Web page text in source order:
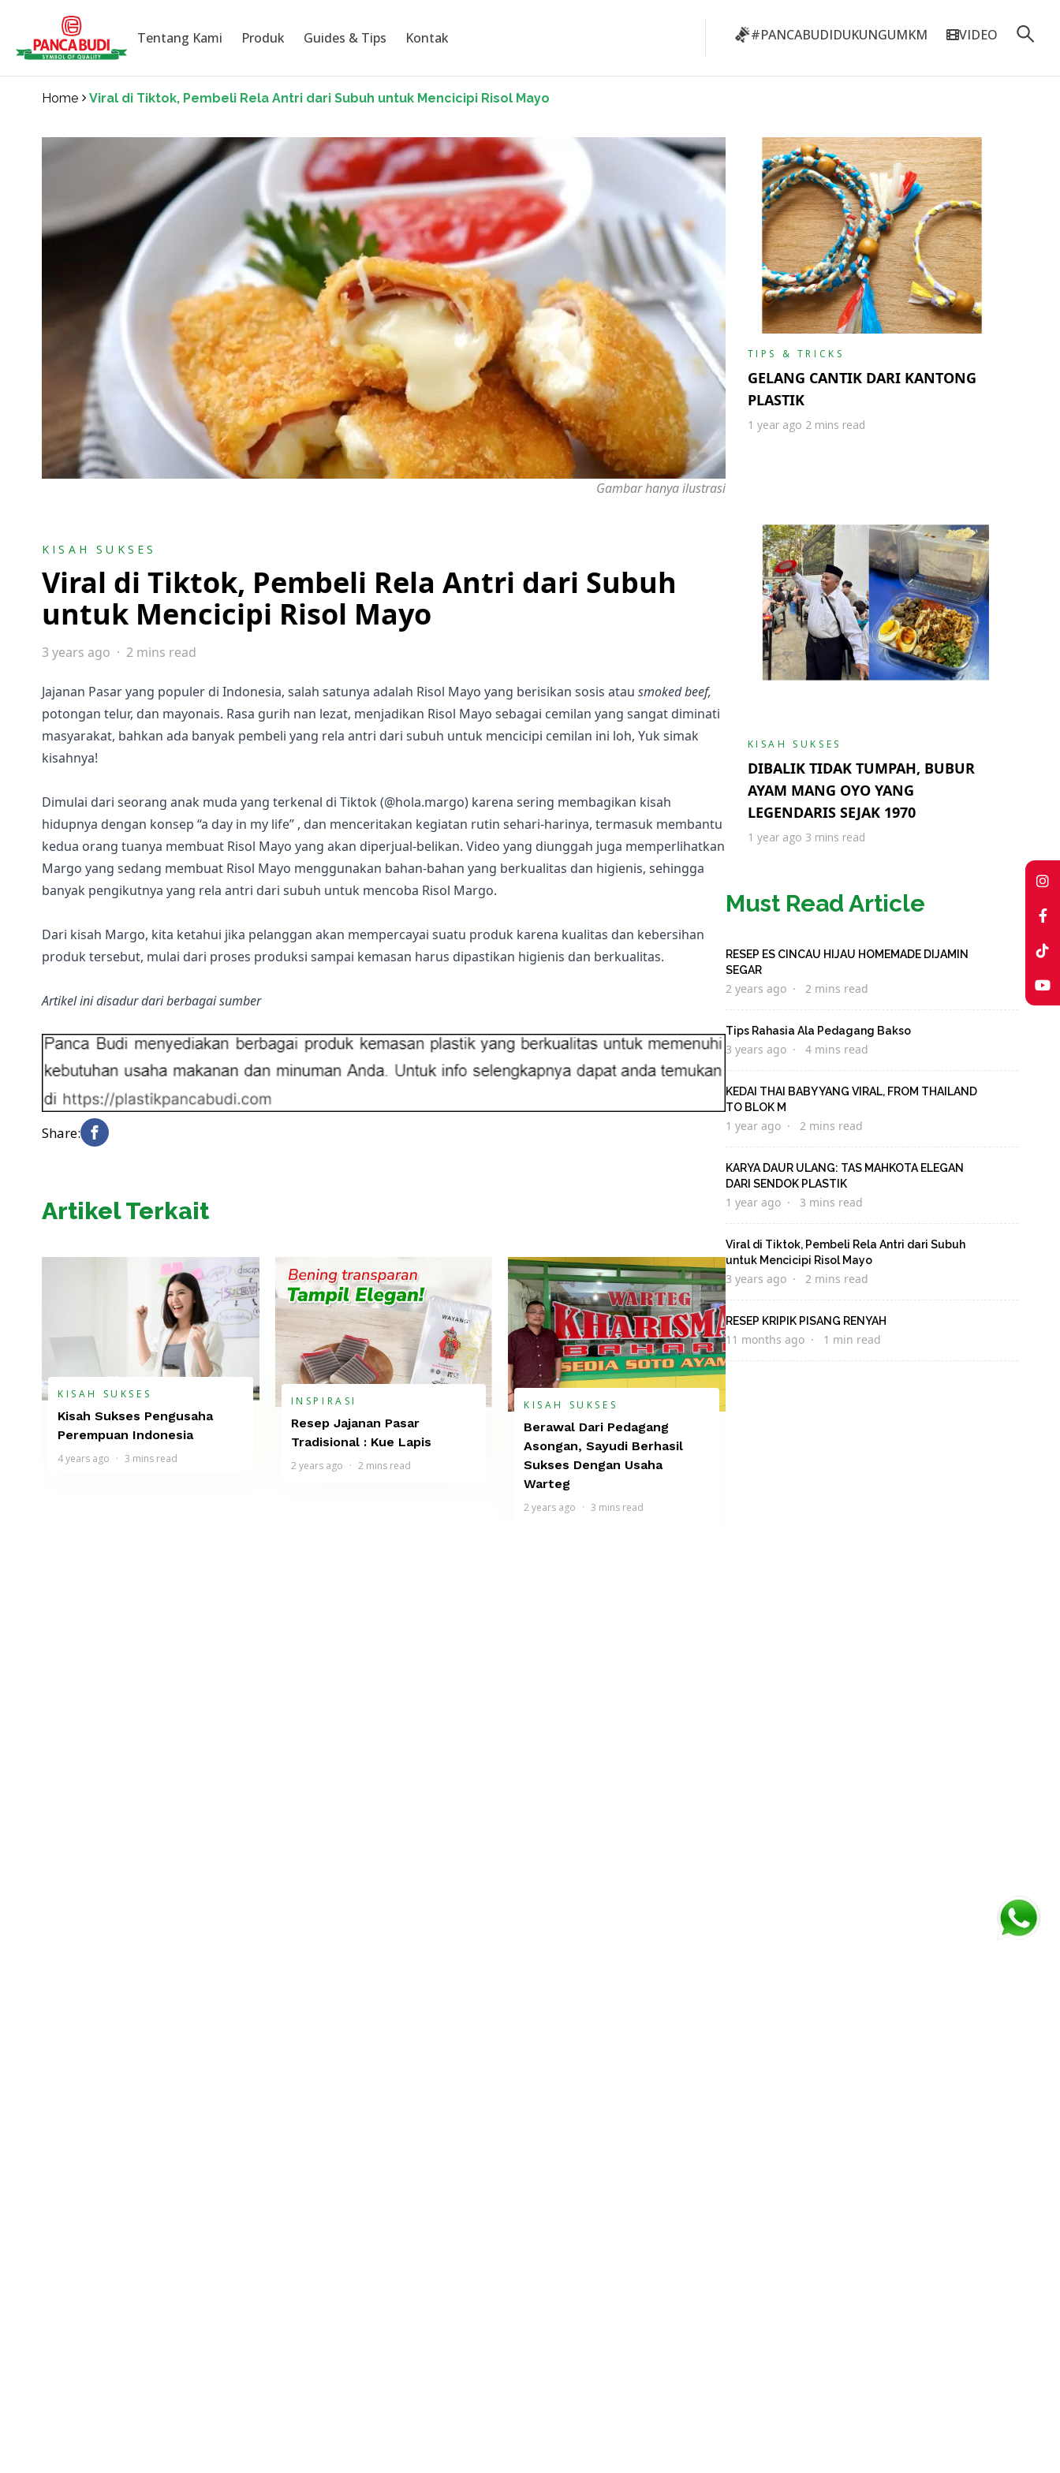
Skip
to
content
Tentang Kami Produk Guides & Tips Kontak #PANCABUDIDUKUNGUMKM VIDEO
Home Viral di Tiktok, Pembeli Rela Antri dari Subuh untuk Mencicipi Risol Mayo
Gambar hanya ilustrasi
KISAH SUKSES
Viral di Tiktok, Pembeli Rela Antri dari Subuh
untuk Mencicipi Risol Mayo
3 years ago 2 mins read
Jajanan Pasar yang populer di Indonesia, salah satunya adalah Risol Mayo yang berisikan sosis atau smoked beef,
potongan telur, dan mayonais. Rasa gurih nan lezat, menjadikan Risol Mayo sebagai cemilan yang sangat diminati
masyarakat, bahkan ada banyak pembeli yang rela antri dari subuh untuk mencicipi cemilan ini loh, Yuk simak
kisahnya!
Dimulai dari seorang anak muda yang terkenal di Tiktok (@hola.margo) karena sering membagikan kisah
hidupnya dengan konsep “a day in my life” , dan menceritakan kegiatan rutin sehari-harinya, termasuk membantu
kedua orang tuanya membuat Risol Mayo yang akan diperjual-belikan. Video yang diunggah juga memperlihatkan
Margo yang sedang membuat Risol Mayo menggunakan bahan-bahan yang berkualitas dan higienis, sehingga
banyak pengikutnya yang rela antri dari subuh untuk mencoba Risol Margo.
Dari kisah Margo, kita ketahui jika pelanggan akan mempercayai suatu produk karena kualitas dan kebersihan
produk tersebut, mulai dari proses produksi sampai kemasan harus dipastikan higienis dan berkualitas.
Artikel ini disadur dari berbagai sumber
Share:
Artikel Terkait
KISAH SUKSES
Kisah Sukses Pengusaha
Perempuan Indonesia
4 years ago 3 mins read
INSPIRASI
Resep Jajanan Pasar
Tradisional : Kue Lapis
2 years ago 2 mins read
KISAH SUKSES
Berawal Dari Pedagang
Asongan, Sayudi Berhasil
Sukses Dengan Usaha
Warteg
2 years ago 3 mins read
TIPS & TRICKS
GELANG CANTIK DARI KANTONG
PLASTIK
1 year ago 2 mins read
KISAH SUKSES
DIBALIK TIDAK TUMPAH, BUBUR
AYAM MANG OYO YANG
LEGENDARIS SEJAK 1970
1 year ago 3 mins read
Must Read Article
RESEP ES CINCAU HIJAU HOMEMADE DIJAMIN
SEGAR
2 years ago 2 mins read
Tips Rahasia Ala Pedagang Bakso
3 years ago 4 mins read
KEDAI THAI BABY YANG VIRAL, FROM THAILAND
TO BLOK M
1 year ago 2 mins read
KARYA DAUR ULANG: TAS MAHKOTA ELEGAN
DARI SENDOK PLASTIK
1 year ago 3 mins read
Viral di Tiktok, Pembeli Rela Antri dari Subuh
untuk Mencicipi Risol Mayo
3 years ago 2 mins read
RESEP KRIPIK PISANG RENYAH
11 months ago 1 min read